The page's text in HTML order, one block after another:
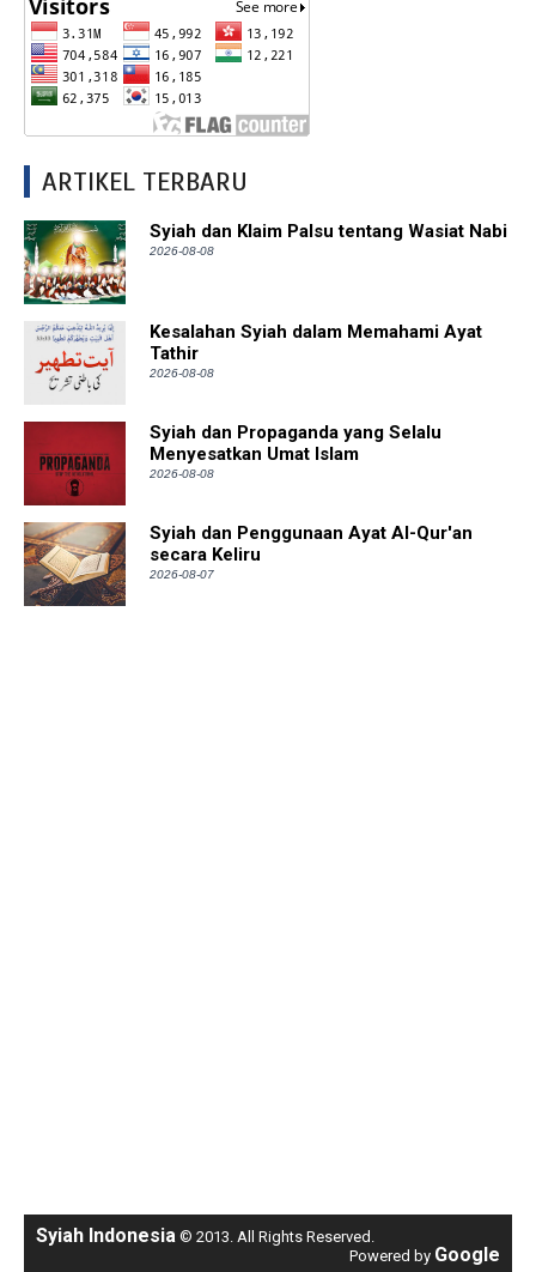
ARTIKEL TERBARU
Syiah dan Klaim Palsu tentang Wasiat Nabi
2026-08-08
Kesalahan Syiah dalam Memahami Ayat
Tathir
2026-08-08
Syiah dan Propaganda yang Selalu
Menyesatkan Umat Islam
2026-08-08
Syiah dan Penggunaan Ayat Al-Qur'an
secara Keliru
2026-08-07
Syiah Indonesia © 2013. All Rights Reserved.
Powered by Google